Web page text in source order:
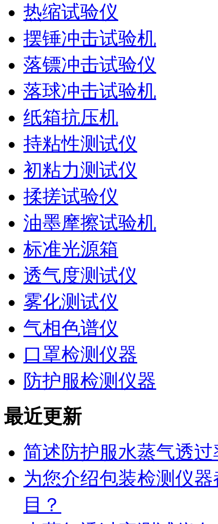
热缩试验仪
摆锤冲击试验机
落镖冲击试验仪
落球冲击试验机
纸箱抗压机
持粘性测试仪
初粘力测试仪
揉搓试验仪
油墨摩擦试验机
标准光源箱
透气度测试仪
雾化测试仪
气相色谱仪
口罩检测仪器
防护服检测仪器
最近更新
简述防护服水蒸气透
为您介绍包装检测仪
目？